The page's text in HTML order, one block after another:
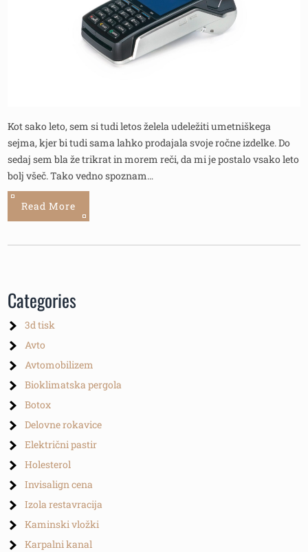
Kot sako leto, sem si tudi letos želela udeležiti umetniškega
sejma, kjer bi tudi sama lahko prodajala svoje ročne izdelke. Do
sedaj sem bla že trikrat in morem reči, da mi je postalo vsako leto
bolj všeč. Tako vedno spoznam…
Read More
Categories
3d tisk
Avto
Avtomobilizem
Bioklimatska pergola
Botox
Delovne rokavice
Električni pastir
Holesterol
Invisalign cena
Izola restavracija
Kaminski vložki
Karpalni kanal